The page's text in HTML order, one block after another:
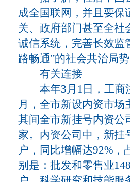
成全国联网，并且要保
关、政府部门甚至全社
诚信系统，完善长效监
路畅通”的社会共治局势
有关连接
本年3月1日，工商
月，全市新设内资市场
其间全市新挂号内资公
家。内资公司中，新挂
户，同比增幅达92%，
别是：批发和零售业